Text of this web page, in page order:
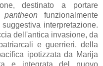
destinato a portare
pantheon funzionalmente
interpretazione.
dell'antica invasione, da
e guerrieri, della
ipotizzata da Marija
e integrata del nuovo